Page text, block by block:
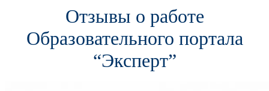
Отзывы о работе
Образовательного портала
“Эксперт”